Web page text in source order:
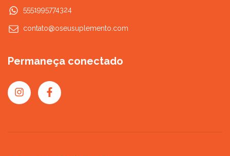
5551995774324
contato@oseusuplemento.com
Permaneça conectado